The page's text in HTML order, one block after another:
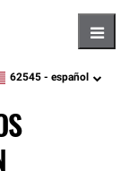
language
62545 - español